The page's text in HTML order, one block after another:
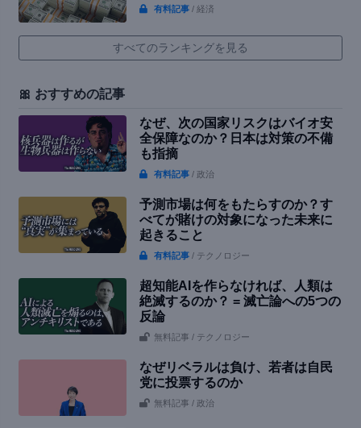
有料記事 / 経済
すべてのランキングを見る
🎀 おすすめの記事
なぜ、次の国家リスクはバイオ安
全保障なのか？日本は対策の不備
も指摘
有料記事 / 政治
予測市場は何をもたらすのか？す
べてが賭けの対象になった未来に
起きること
有料記事 / テクノロジー
超知能AIを作らなければ、人類は
絶滅するのか？ = 滅亡論への5つの
反論
無料記事 / テクノロジー
なぜリベラルは負け、若者は自民
党に投票するのか
無料記事 / 政治